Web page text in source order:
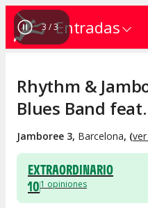
Entradas
1 /3
Rhythm &
Blues Band
Jamboree 3, Barcelona, (
EXTRAORDINARIO
101 opiniones